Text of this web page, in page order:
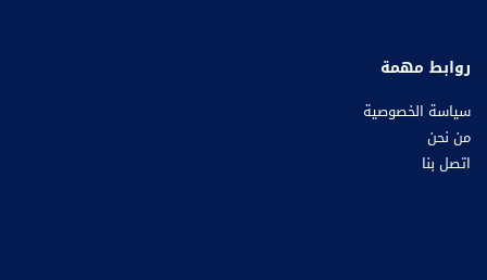
روابط مهمة
سياسة الخصوصية
من نحن
اتصل بنا